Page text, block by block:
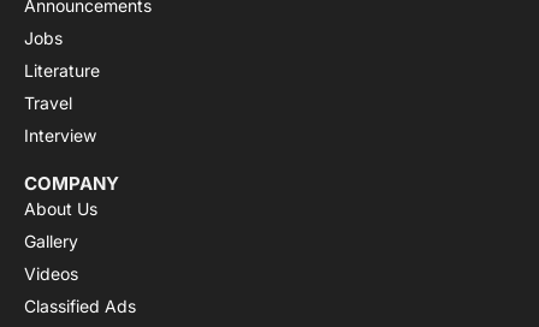
Announcements
Jobs
Literature
Travel
Interview
COMPANY
About Us
Gallery
Videos
Classified Ads